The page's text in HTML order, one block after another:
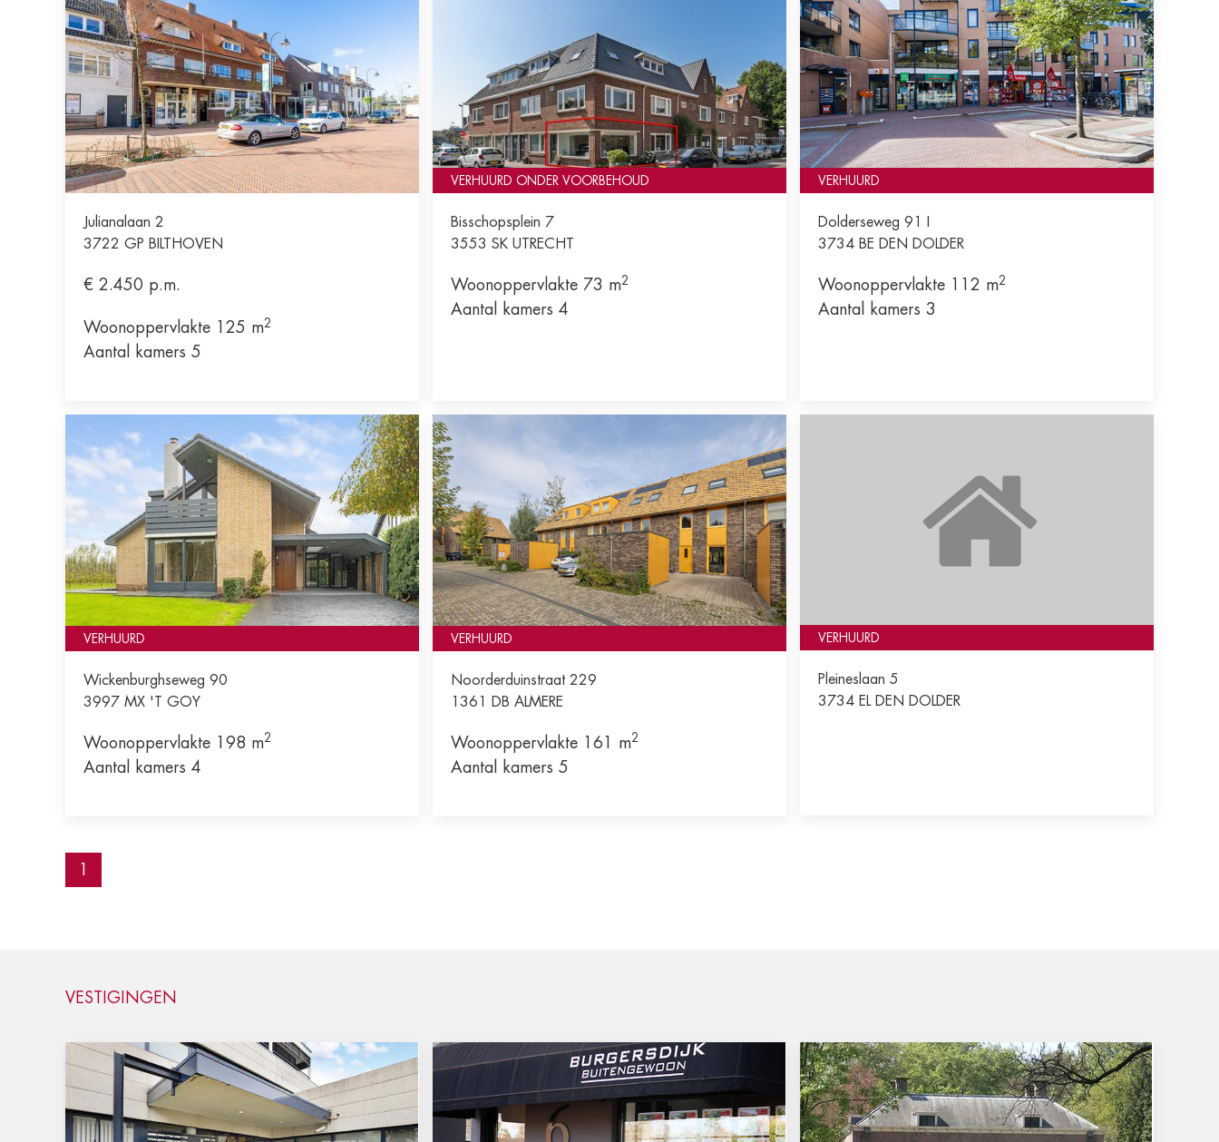
Julianalaan 2
3722 GP BILTHOVEN
€ 2.450 p.m.
Woonoppervlakte 125 m2
Aantal kamers 5
VERHUURD ONDER VOORBEHOUD
Bisschopsplein 7
3553 SK UTRECHT
Woonoppervlakte 73 m2
Aantal kamers 4
VERHUURD
Dolderseweg 91 I
3734 BE DEN DOLDER
Woonoppervlakte 112 m2
Aantal kamers 3
VERHUURD
Wickenburghseweg 90
3997 MX 'T GOY
Woonoppervlakte 198 m2
Aantal kamers 4
VERHUURD
Noorderduinstraat 229
1361 DB ALMERE
Woonoppervlakte 161 m2
Aantal kamers 5
VERHUURD
Pleineslaan 5
3734 EL DEN DOLDER
1
VESTIGINGEN